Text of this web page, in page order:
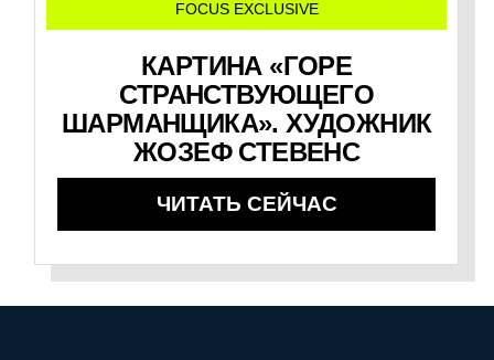
FOCUS EXCLUSIVE
КАРТИНА «ГОРЕ
СТРАНСТВУЮЩЕГО
ШАРМАНЩИКА». ХУДОЖНИК
ЖОЗЕФ СТЕВЕНС
ЧИТАТЬ СЕЙЧАС